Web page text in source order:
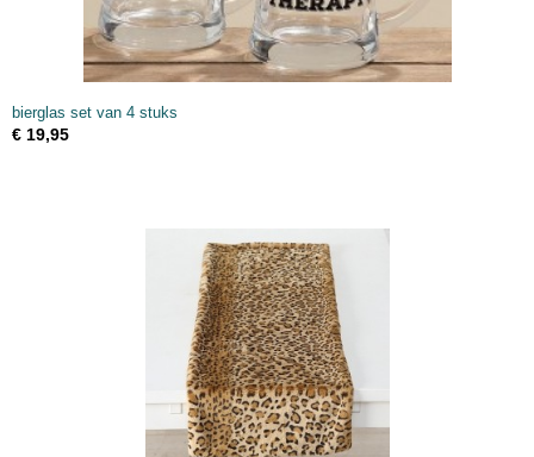
bierglas set van 4 stuks
€ 19,95